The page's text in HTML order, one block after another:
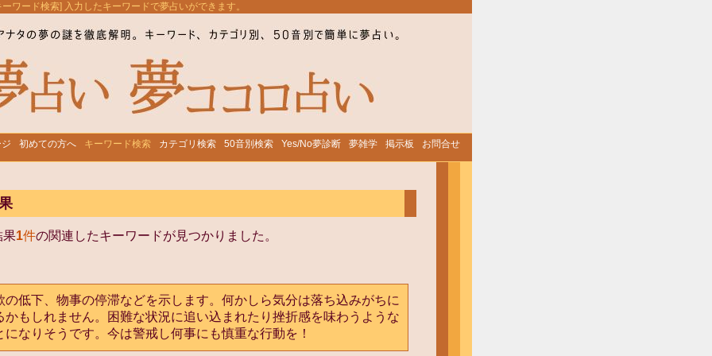
ワード検索] 入力したキーワードで夢占いができます。
お問合せ
掲示板
夢雑学
Yes/No夢診断
50音別検索
カテゴリ検索
キーワード検索
初めての方へ
果1件の関連したキーワードが見つかりました。
の低下、物事の停滞などを示します。何かしら気分は落ち込みがちに
かもしれません。困難な状況に追い込まれたり挫折感を味わうような
になりそうです。今は警戒し何事にも慎重な行動を！